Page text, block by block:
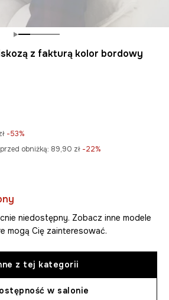
z fakturą kolor bordowy
-53%
obniżką: 89,90 zł -22%
niedostępny. Zobacz inne modele
mogą Cię zainteresować.
z tej kategorii
w salonie